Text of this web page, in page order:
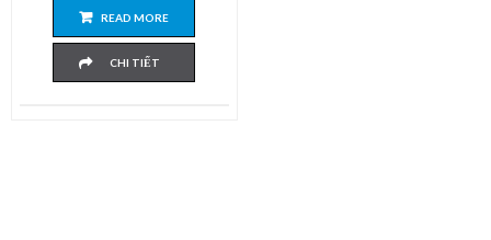
READ MORE
CHI TIẾT